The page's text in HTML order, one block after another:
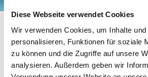
Diese Webseite verwendet Cookies
Wir verwenden Cookies, um Inhalte
personalisieren, Funktionen für soziale
zu können und die Zugriffe auf unsere
analysieren. Außerdem geben wir
ELAC